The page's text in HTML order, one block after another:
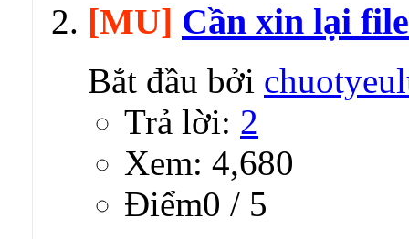
[MU] Cần xin lại
Bắt đầu bởi
Trả lời: 2
Xem: 4,680
Ðiểm0 / 5